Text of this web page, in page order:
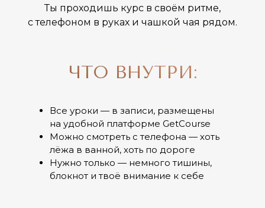
ЧТО ВНУТРИ:
Ты проходишь курс в своём ритме,
с телефоном в руках и чашкой чая рядом.
Все уроки — в записи, размещены
на удобной платформе GetCourse
Можно смотреть с телефона — хоть
лёжа в ванной, хоть по дороге
Нужно только — немного тишины,
блокнот и твоё внимание к себе